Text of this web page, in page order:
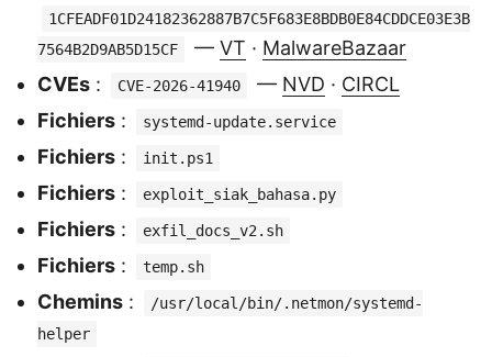
1CFEADF01D24182362887B7C5F683E8BDB0E84CDDCE03E3B
7564B2D9AB5D15CF
— VT · MalwareBazaar
CVEs : CVE-2026-41940 — NVD · CIRCL
Fichiers : systemd-update.service
Fichiers : init.ps1
Fichiers : exploit_siak_bahasa.py
Fichiers : exfil_docs_v2.sh
Fichiers : temp.sh
Chemins :
/usr/local/bin/.netmon/systemd-
helper